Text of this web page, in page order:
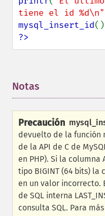
tiene el id %d\n"
mysql_insert_id
?>
Notas
Precaución
devuelto de la función
de la API de C de
en PHP). Si la columna
tipo BIGINT (64 bits) la
en un valor incorrecto.
de SQL interna
consulta SQL. Para